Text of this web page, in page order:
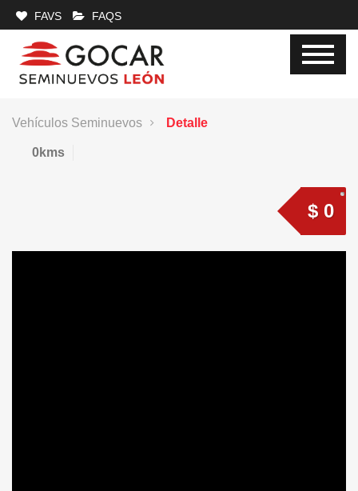
FAVS FAQS
Vehículos Seminuevos Detalle
0kms
$ 0